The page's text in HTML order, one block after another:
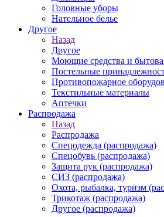
Головные уборы
Нательное белье
Другое
Назад
Другое
Моющие средства и
Постельные
Противопожарное
Текстильные материалы
Аптечки
Распродажа
Назад
Распродажа
Спецодежда (распродажа)
Спецобувь (распродажа)
Защита рук (распродажа)
СИЗ (распродажа)
Охота, рыбалка, туризм
Трикотаж (распродажа)
Другое (распродажа)